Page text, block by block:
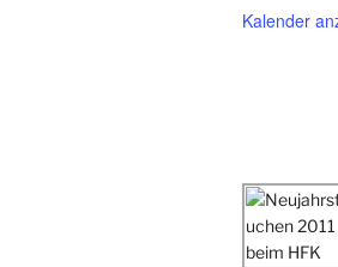
Kalender